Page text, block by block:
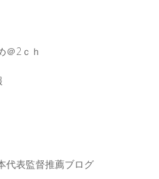
＠2ｃｈ
代表監督推薦ブログ